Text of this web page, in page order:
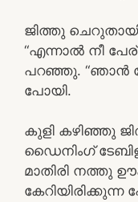
ജിത്തു
“എന്നാൽ നീ പേര്
പറഞ്ഞു. “ഞാൻ
പോയി.
കുളി കഴിഞ്ഞു
ഡൈനിംഗ്
മാതിരി നത്തു